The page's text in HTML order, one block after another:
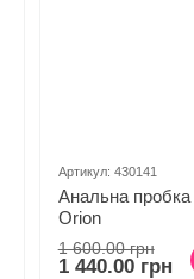
Артикул: 430141
Анальна
Orion
1 600.00 грн
1 440.00 грн